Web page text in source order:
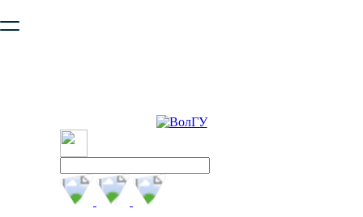
безопасную работу с сайтом. Пожалуйста